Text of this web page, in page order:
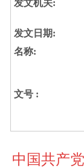
发文机关:
发文日期:
名称:
文号 :
中国共产